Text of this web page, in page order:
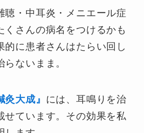
聴・中耳炎・メニエール症
さんの病名をつけるかも
的に患者さんはたらい回し
ないまま。
灸大成』 には、耳鳴りを治
せています。その効果を私